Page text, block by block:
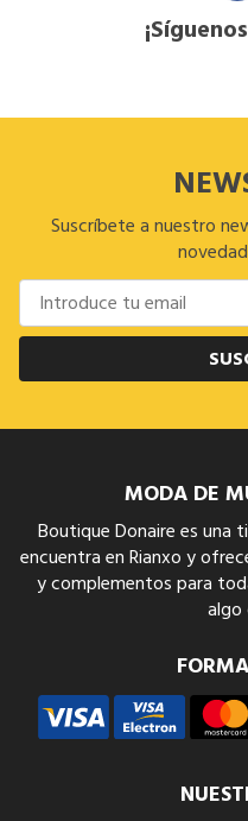
Suscríbete a nuestro
MODA DE
Boutique Donaire es una
encuentra en Rianxo y
y complementos para
algo